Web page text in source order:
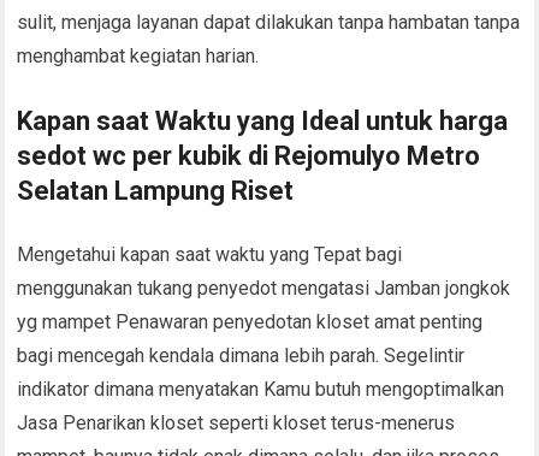
sulit, menjaga layanan dapat dilakukan tanpa hambatan tanpa
menghambat kegiatan harian.
Kapan saat Waktu yang Ideal untuk harga
sedot wc per kubik di Rejomulyo Metro
Selatan Lampung Riset
Mengetahui kapan saat waktu yang Tepat bagi
menggunakan tukang penyedot mengatasi Jamban jongkok
yg mampet Penawaran penyedotan kloset amat penting
bagi mencegah kendala dimana lebih parah. Segelintir
indikator dimana menyatakan Kamu butuh mengoptimalkan
Jasa Penarikan kloset seperti kloset terus-menerus